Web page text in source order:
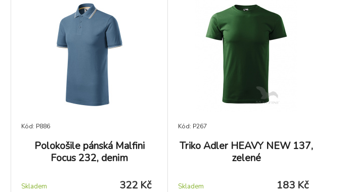
rozměrovou stálost a omezuje
žmolkovatění.
Kód: P886
Polokošile pánská Malfini
Focus 232, denim
Skladem 322 Kč
Kód: P267
Triko Adler HEAVY NEW 137,
zelené
Skladem 183 Kč